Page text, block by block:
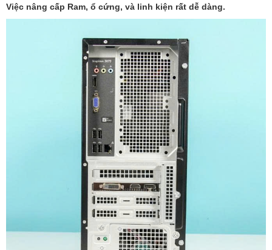
Việc nâng cấp Ram, ổ cứng, và linh kiện rất dễ dàng.